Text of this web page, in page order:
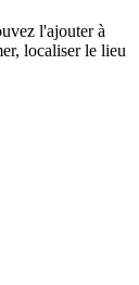
l'ajouter à
localiser le lieu